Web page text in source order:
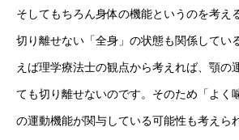
そしてもちろん身体の機能というのを考え
切り離せない「全身」の状態も関係してい
えば理学療法士の観点から考えれば、顎の
ても切り離せないのです。そのため「よく
の運動機能が関与している可能性も考えら